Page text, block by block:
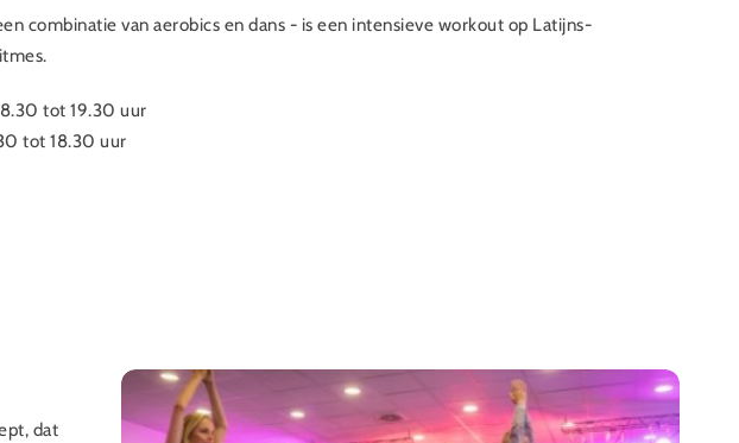
combinatie van aerobics en dans - is een intensieve workout op Latijns-
tot 19.30 uur
tot 18.30 uur
dat